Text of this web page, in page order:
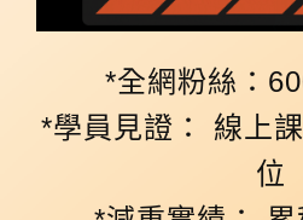
*全網粉絲：
*學員見證： 線上
位